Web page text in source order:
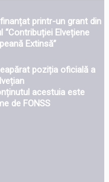
printr-un grant din
“Contribuției Elvețiene
Extinsă”
poziția oficială a
acestuia este
de FONSS